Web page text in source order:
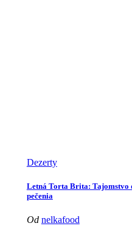
Dezerty
Letná Torta Brita: Tajomstvo
pečenia
Od nelkafood